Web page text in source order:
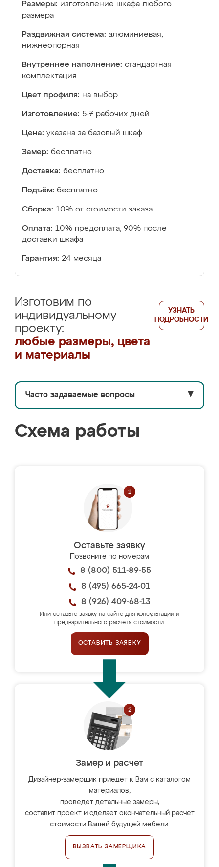
Размеры: изготовление шкафа любого
размера
Раздвижная система: алюминиевая,
нижнеопорная
Внутреннее наполнение: стандартная
комплектация
Цвет профиля: на выбор
Изготовление: 5-7 рабочих дней
Цена: указана за базовый шкаф
Замер: бесплатно
Доставка: бесплатно
Подъём: бесплатно
Сборка: 10% от стоимости заказа
Оплата: 10% предоплата, 90% после
доставки шкафа
Гарантия: 24 месяца
Изготовим по
индивидуальному
проекту:
любые размеры, цвета
и материалы
УЗНАТЬ
ПОДРОБНОСТИ
Часто задаваемые вопросы ▼
Схема работы
Оставьте заявку
Позвоните по номерам
8 (800) 511-89-55
8 (495) 665-24-01
8 (926) 409-68-13
Или оставьте заявку на сайте для консультации и
предварительного расчёта стоимости.
ОСТАВИТЬ ЗАЯВКУ
Замер и расчет
Дизайнер-замерщик приедет к Вам с каталогом
материалов,
проведёт детальные замеры,
составит проект и сделает окончательный расчёт
стоимости Вашей будущей мебели.
ВЫЗВАТЬ ЗАМЕРЩИКА